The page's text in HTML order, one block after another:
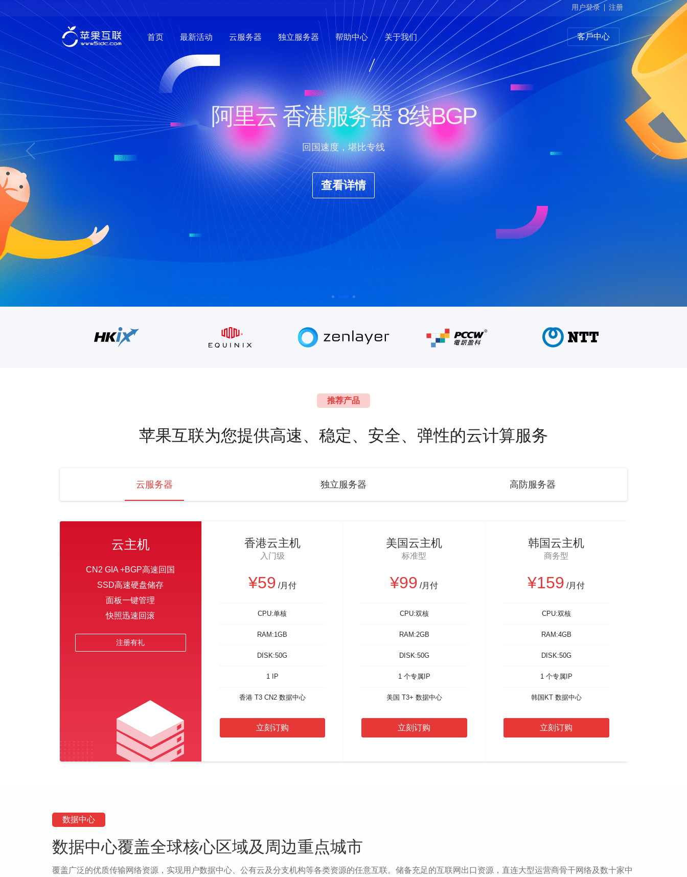
用户登录 注册
首页 最新活动 云服务器 独立服务器 帮助中心 关于我们 客戶中心
阿里云 香港服务器 8线BGP
回国速度，堪比专线
查看详情
推荐产品
苹果互联为您提供高速、稳定、安全、弹性的云计算服务
云服务器 独立服务器 高防服务器
云主机
CN2 GIA +BGP高速回国
SSD高速硬盘储存
面板一键管理
快照迅速回滚
注册有礼
香港云主机
入门级
¥59 /月付
CPU:单核
RAM:1GB
DISK:50G
1 IP
香港 T3 CN2 数据中心
立刻订购
美国云主机
标准型
¥99 /月付
CPU:双核
RAM:2GB
DISK:50G
1 个专属IP
美国 T3+ 数据中心
立刻订购
韩国云主机
商务型
¥159 /月付
CPU:双核
RAM:4GB
DISK:50G
1 个专属IP
韩国KT 数据中心
立刻订购
数据中心
数据中心覆盖全球核心区域及周边重点城市
覆盖广泛的优质传输网络资源，实现用户数据中心、公有云及分支机构等各类资源的任意互联。储备充足的互联网出口资源，直连大型运营商骨干网络及数十家中